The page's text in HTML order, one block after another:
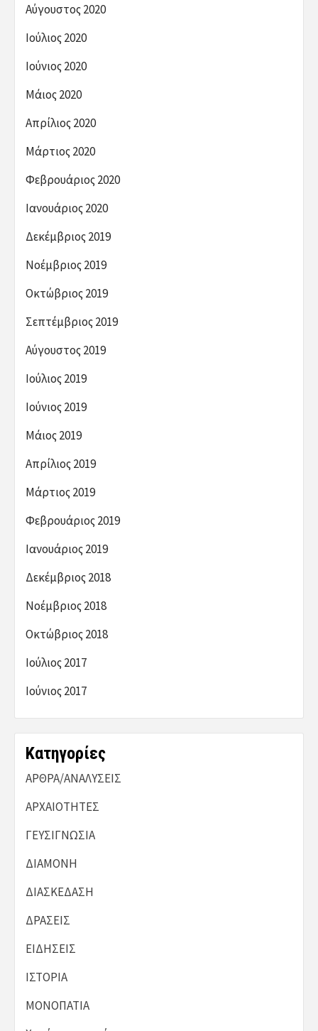
Αύγουστος 2020
Ιούλιος 2020
Ιούνιος 2020
Μάιος 2020
Απρίλιος 2020
Μάρτιος 2020
Φεβρουάριος 2020
Ιανουάριος 2020
Δεκέμβριος 2019
Νοέμβριος 2019
Οκτώβριος 2019
Σεπτέμβριος 2019
Αύγουστος 2019
Ιούλιος 2019
Ιούνιος 2019
Μάιος 2019
Απρίλιος 2019
Μάρτιος 2019
Φεβρουάριος 2019
Ιανουάριος 2019
Δεκέμβριος 2018
Νοέμβριος 2018
Οκτώβριος 2018
Ιούλιος 2017
Ιούνιος 2017
Kατηγορίες
ΑΡΘΡΑ/ΑΝΑΛΥΣΕΙΣ
ΑΡΧΑΙΟΤΗΤΕΣ
ΓΕΥΣΙΓΝΩΣΙΑ
ΔΙΑΜΟΝΗ
ΔΙΑΣΚΕΔΑΣΗ
ΔΡΑΣΕΙΣ
ΕΙΔΗΣΕΙΣ
ΙΣΤΟΡΙΑ
ΜΟΝΟΠΑΤΙΑ